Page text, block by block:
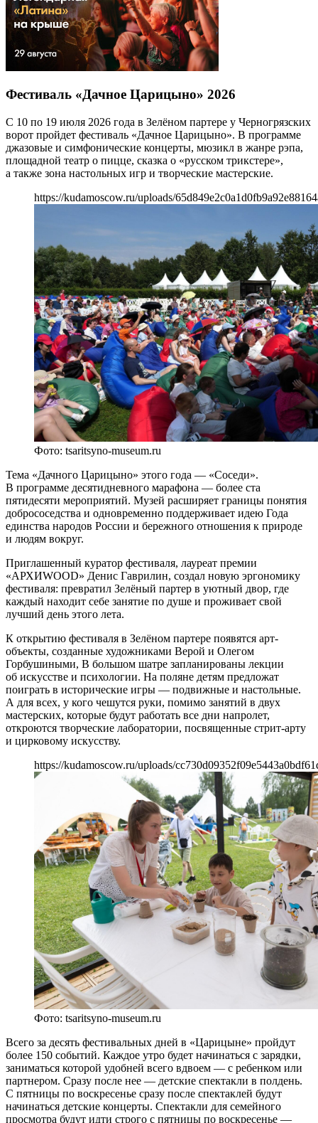
Фестиваль «Дачное Царицыно» 2026
С 10 по 19 июля 2026 года в Зелёном партере у Черногрязских
ворот пройдет фестиваль «Дачное Царицыно». В программе
джазовые и симфонические концерты, мюзикл в жанре рэпа,
площадной театр о пицце, сказка о «русском трикстере»,
а также зона настольных игр и творческие мастерские.
https://kudamoscow.ru/uploads/
Фото: tsaritsyno-museum.ru
Тема «Дачного Царицыно» этого года — «Соседи».
В программе десятидневного марафона — более ста
пятидесяти мероприятий. Музей расширяет границы понятия
добрососедства и одновременно поддерживает идею Года
единства народов России и бережного отношения к природе
и людям вокруг.
Приглашенный куратор фестиваля, лауреат премии
«АРХИWOOD» Денис Гаврилин, создал новую эргономику
фестиваля: превратил Зелёный партер в уютный двор, где
каждый находит себе занятие по душе и проживает свой
лучший день этого лета.
К открытию фестиваля в Зелёном партере появятся арт-
объекты, созданные художниками Верой и Олегом
Горбушиными, В большом шатре запланированы лекции
об искусстве и психологии. На поляне детям предложат
поиграть в исторические игры — подвижные и настольные.
А для всех, у кого чешутся руки, помимо занятий в двух
мастерских, которые будут работать все дни напролет,
откроются творческие лаборатории, посвященные стрит-арту
и цирковому искусству.
https://kudamoscow.ru/uploads/
Фото: tsaritsyno-museum.ru
Всего за десять фестивальных дней в «Царицыне» пройдут
более 150 событий. Каждое утро будет начинаться с зарядки,
заниматься которой удобней всего вдвоем — с ребенком или
партнером. Сразу после нее — детские спектакли в полдень.
С пятницы по воскресенье сразу после спектаклей будут
начинаться детские концерты. Спектакли для семейного
просмотра будут идти строго с пятницы по воскресенье —